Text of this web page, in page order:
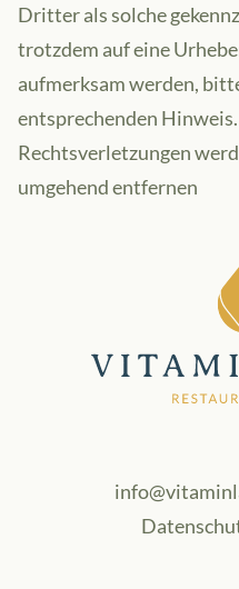
Dritter als solche
trotzdem auf eine
aufmerksam werden,
entsprechenden
Rechtsverletzungen
umgehend entfernen